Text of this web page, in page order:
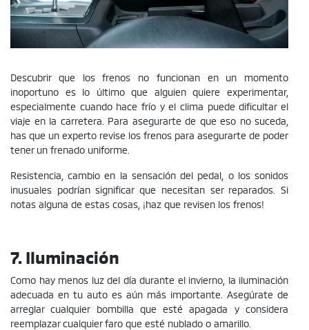
Descubrir que los frenos no funcionan en un momento
inoportuno es lo último que alguien quiere experimentar,
especialmente cuando hace frío y el clima puede dificultar el
viaje en la carretera. Para asegurarte de que eso no suceda,
has que un experto revise los frenos para asegurarte de poder
tener un frenado uniforme.
Resistencia, cambio en la sensación del pedal, o los sonidos
inusuales podrían significar que necesitan ser reparados. Si
notas alguna de estas cosas, ¡haz que revisen los frenos!
7. Iluminación
Como hay menos luz del día durante el invierno, la iluminación
adecuada en tu auto es aún más importante. Asegúrate de
arreglar cualquier bombilla que esté apagada y considera
reemplazar cualquier faro que esté nublado o amarillo.